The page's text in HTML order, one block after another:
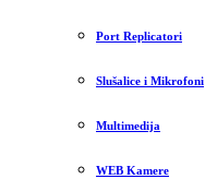
Port Replicatori
Slušalice i Mikrofoni
Multimedija
WEB Kamere